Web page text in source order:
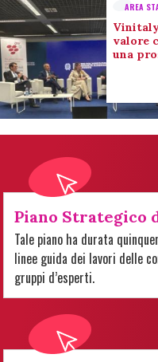
AREA
valore
una
Piano Strategico
Tale piano ha durata
linee guida dei lavori delle
gruppi d’esperti.